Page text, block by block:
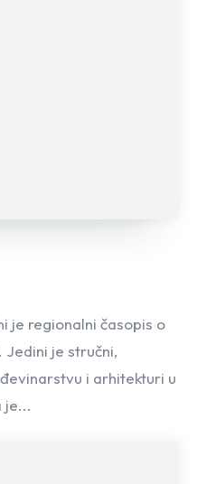
je regionalni časopis o
je stručni,
i arhitekturi u
je...